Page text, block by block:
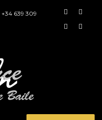
+34 639 309